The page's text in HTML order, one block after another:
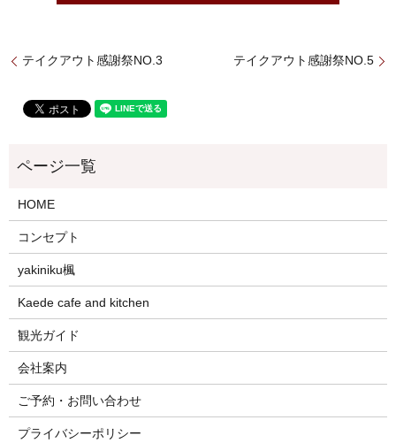
テイクアウト感謝祭NO.3 テイクアウト感謝祭NO.5
HOME
コンセプト
yakiniku楓
Kaede cafe and kitchen
観光ガイド
会社案内
ご予約・お問い合わせ
プライバシーポリシー